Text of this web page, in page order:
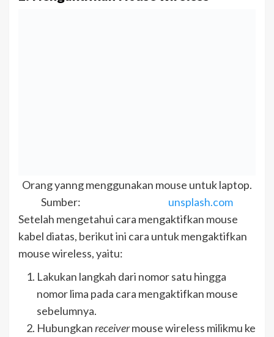
Orang yanng menggunakan mouse untuk laptop.
Sumber:
unsplash.com
Setelah mengetahui cara mengaktifkan mouse
kabel diatas, berikut ini cara untuk mengaktifkan
mouse wireless, yaitu:
Lakukan langkah dari nomor satu hingga
nomor lima pada cara mengaktifkan mouse
sebelumnya.
Hubungkanreceivermouse wireless milikmu ke